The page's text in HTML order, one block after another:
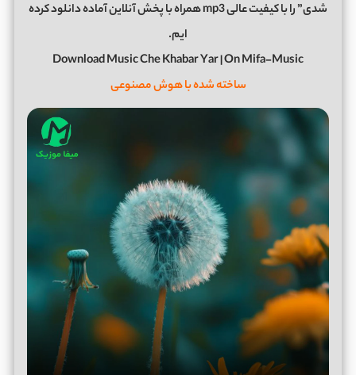
شدی” را با کیفیت عالی mp3 همراه با پخش آنلاین آماده دانلود کرده
ایم.
Download Music Che Khabar Yar | On Mifa-Music
ساخته شده با هوش مصنوعی